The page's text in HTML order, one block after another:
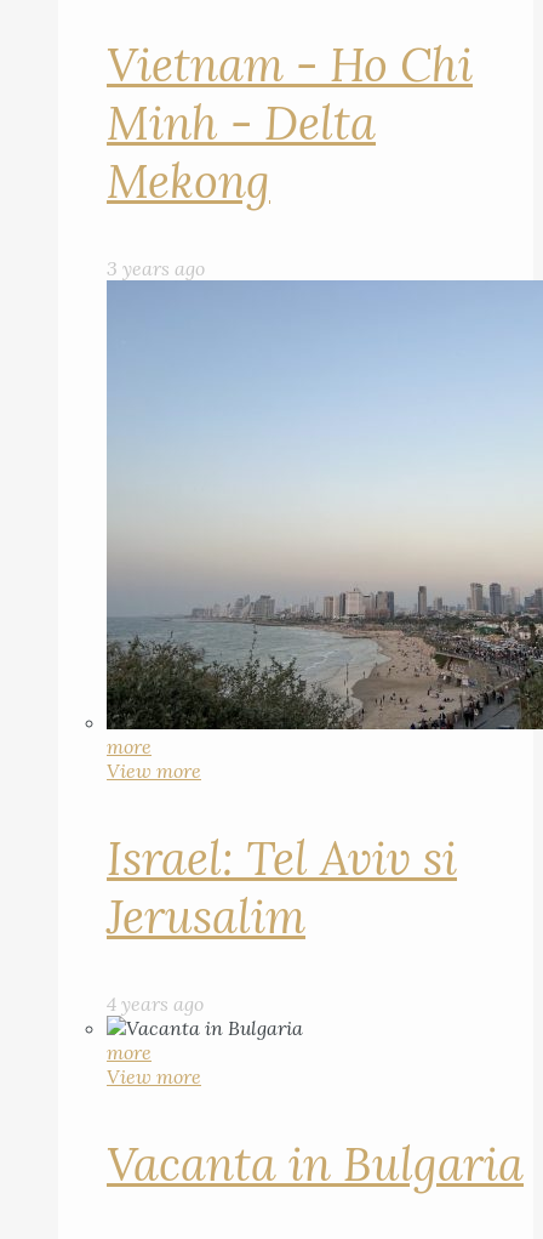
Vietnam - Ho Chi
Minh - Delta
Mekong
3 years ago
more
View more
Israel: Tel Aviv si
Jerusalim
4 years ago
more
View more
Vacanta in Bulgaria